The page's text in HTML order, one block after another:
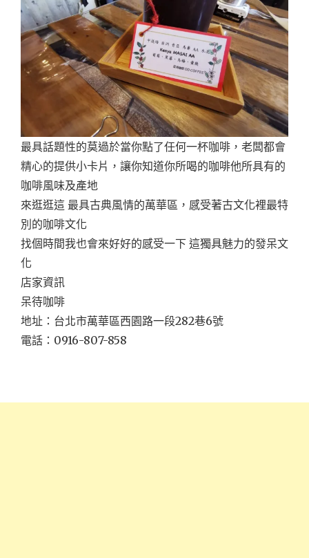
最具話題性的莫過於當你點了任何一杯咖啡，老闆都會
精心的提供小卡片，讓你知道你所喝的咖啡他所具有的
咖啡風味及產地
來逛逛這 最具古典風情的萬華區，感受著古文化裡最特
別的咖啡文化
找個時間我也會來好好的感受一下 這獨具魅力的發呆文
化
店家資訊
呆待咖啡
地址：台北市萬華區西園路一段282巷6號
電話：0916-807-858